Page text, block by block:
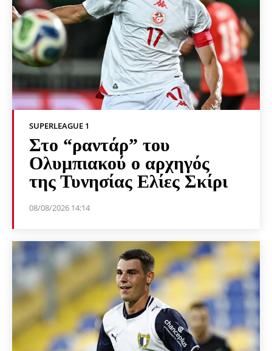
SUPERLEAGUE 1
Στο “ραντάρ” του
Ολυμπιακού ο αρχηγός
της Τυνησίας Ελίες Σκίρι
08/08/2026 14:14